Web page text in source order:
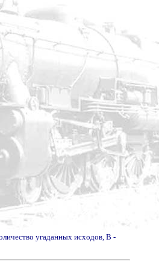
угаданных исходов, В -